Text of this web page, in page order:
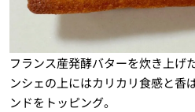
フランス産発酵バターを炊き上げ
ンシェの上にはカリカリ食感と香
ンドをトッピング。